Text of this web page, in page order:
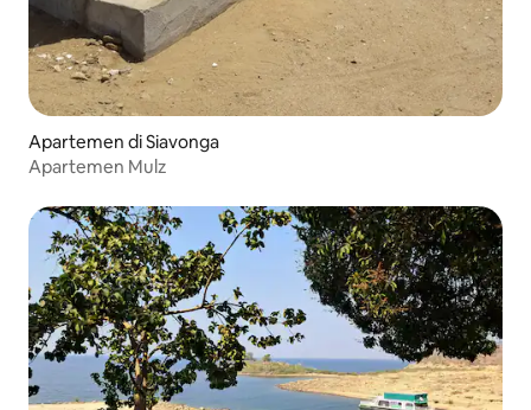
Apartemen di Siavonga
Apartemen Mulz